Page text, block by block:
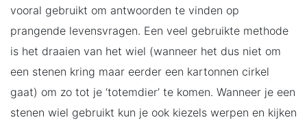
vooral gebruikt om antwoorden te vinden op
prangende levensvragen. Een veel gebruikte methode
is het draaien van het wiel (wanneer het dus niet om
een stenen kring maar eerder een kartonnen cirkel
gaat) om zo tot je ‘totemdier’ te komen. Wanneer je een
stenen wiel gebruikt kun je ook kiezels werpen en kijken